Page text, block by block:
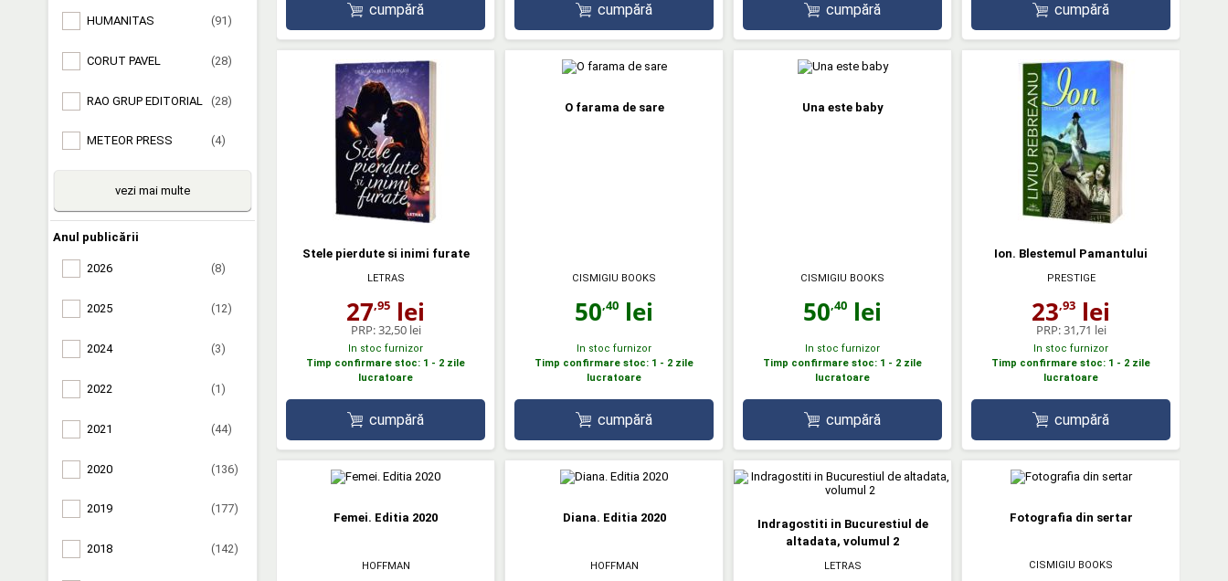
HUMANITAS (91)
CORUT PAVEL (28)
RAO GRUP EDITORIAL (28)
METEOR PRESS (4)
vezi mai multe
Anul publicării
2026 (8)
2025 (12)
2024 (3)
2022 (1)
2021 (44)
2020 (136)
2019 (177)
2018 (142)
cumpără cumpără cumpără cumpără
Stele pierdute si inimi furate
LETRAS
27,95 lei
PRP:32,50 lei
In stoc furnizor
Timp confirmare stoc: 1 - 2 zile
lucratoare
cumpără
O farama de sare
CISMIGIU BOOKS
50,40 lei
In stoc furnizor
Timp confirmare stoc: 1 - 2 zile
lucratoare
cumpără
Una este baby
CISMIGIU BOOKS
50,40 lei
In stoc furnizor
Timp confirmare stoc: 1 - 2 zile
lucratoare
cumpără
Ion. Blestemul Pamantului
PRESTIGE
23,93 lei
PRP:31,71 lei
In stoc furnizor
Timp confirmare stoc: 1 - 2 zile
lucratoare
cumpără
Femei. Editia 2020
HOFFMAN
Diana. Editia 2020
HOFFMAN
Indragostiti in Bucurestiul de
altadata, volumul 2
LETRAS
Fotografia din sertar
CISMIGIU BOOKS